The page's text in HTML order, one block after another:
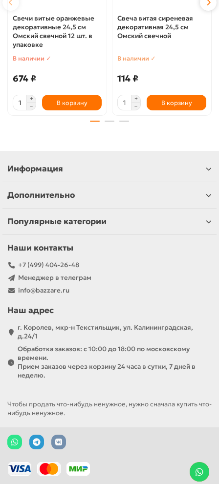
Свечи витые оранжевые
декоративные 24,5 см
Омский свечной 12 шт. в
упаковке
В наличии ✓
674 ₽
В корзину
Свеча витая сиреневая
декоративная 24,5 см
Омский свечной
В наличии ✓
114 ₽
В корзину
Информация
Дополнительно
Популярные категории
Наши контакты
+7 (499) 404-26-48
Менеджер в телеграм
info@bazzare.ru
Наш адрес
г. Королев, мкр-н Текстильщик, ул. Калининградская,
д.24/1
Обработка заказов: с 10:00 до 18:00 по московскому
времени.
Прием заказов через корзину 24 часа в сутки, 7 дней в
неделю.
Чтобы продать что-нибудь ненужное, нужно сначала купить что-
нибудь ненужное.